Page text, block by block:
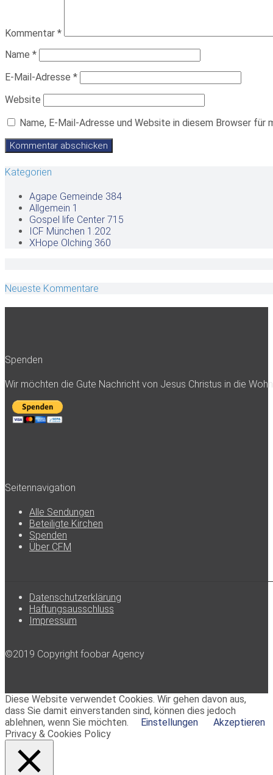
Kommentar *
Name *
E-Mail-Adresse *
Website
Name, E-Mail-Adresse und Website in diesem Browser für
Kategorien
Agape Gemeinde 384
Allgemein 1
Gospel life Center 715
ICF München 1.202
XHope Olching 360
Neueste Kommentare
Spenden
Wir möchten die Gute Nachricht von Jesus Christus in die
Seitennavigation
Alle Sendungen
Beteiligte Kirchen
Spenden
Über CFM
Datenschutzerklärung
Haftungsausschluss
Impressum
©2019 Copyright foobar Agency
Diese Website verwendet Cookies. Wir gehen davon aus,
dass Sie damit einverstanden sind, können dies jedoch
ablehnen, wenn Sie möchten.
Einstellungen
Akzeptieren
Privacy & Cookies Policy